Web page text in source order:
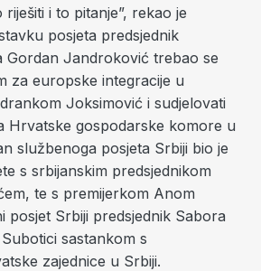
i to pitanje”, rekao je
posjeta predsjednik
Gordan Jandroković trebao se
za europske integracije u
Joksimović i sudjelovati
Hrvatske gospodarske komore u
službenoga posjeta Srbiji bio je
s srbijanskim predsjednikom
te s premijerkom Anom
posjet Srbiji predsjednik Sabora
sastankom s
zajednice u Srbiji.